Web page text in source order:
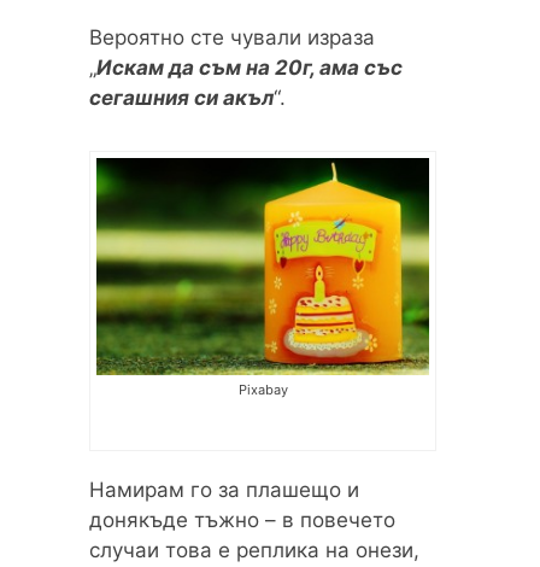
Вероятно сте чували израза
„Искам да съм на 20г, ама със
сегашния си акъл“.
Pixabay
Намирам го за плашещо и
донякъде тъжно – в повечето
случаи това е реплика на онези,